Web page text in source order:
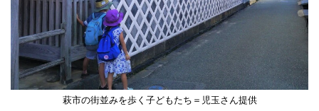
萩市の街並みを歩く子どもたち＝児玉さん提供